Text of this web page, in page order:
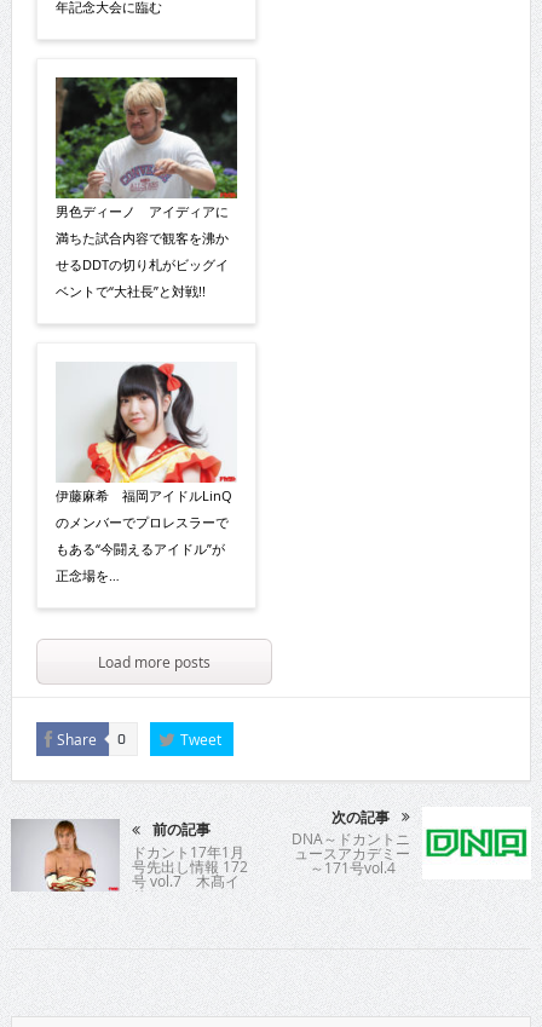
年記念大会に臨む
男色ディーノ アイディアに
満ちた試合内容で観客を沸か
せるDDTの切り札がビッグイ
ベントで“大社長”と対戦!!
伊藤麻希 福岡アイドルLinQ
のメンバーでプロレスラーで
もある“今闘えるアイドル”が
正念場を…
Load more posts
Share 0 Tweet
前の記事
ドカント17年1月
号先出し情報 172
号 vol.7 木髙イ
サミ
次の記事
DNA～ドカントニ
ュースアカデミー
～171号vol.4